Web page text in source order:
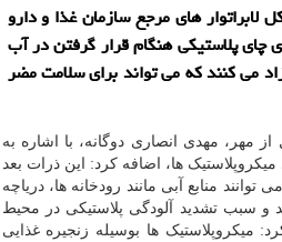
لابراتوار های مرجع سازمان غذا و دارو
پلاستیکی هنگام قرار گرفتن در آب
می کنند که می تواند برای سلامت مضر
مهر، مهدی انصاری دوگانه، با اشاره به
میکروپلاستیک ها، اضافه کرد: این ذرات بعد
منابع آبی مانند رودخانه ها، دریاچه
و سبب تشدید آلودگی پلاستیکی در محیط
میکروپلاستیک ها بوسیله زنجیره غذایی